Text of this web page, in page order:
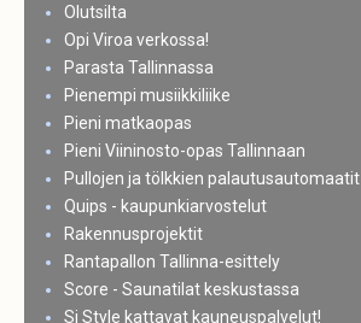
Olutsilta
Opi Viroa verkossa!
Parasta Tallinnassa
Pienempi musiikkiliike
Pieni matkaopas
Pieni Viininosto-opas Tallinnaan
Pullojen ja tölkkien palautusautomaatit
Quips - kaupunkiarvostelut
Rakennusprojektit
Rantapallon Tallinna-esittely
Score - Saunatilat keskustassa
Si Style kattavat kauneuspalvelut!